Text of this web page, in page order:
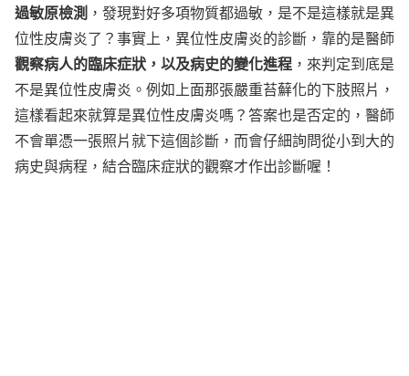
過敏原檢測 ，發現對好多項物質都過敏，是不是這樣就是異
位性皮膚炎了？事實上，異位性皮膚炎的診斷，靠的是醫師
觀察病人的臨床症狀，以及病史的變化進程 ，來判定到底是
不是異位性皮膚炎。例如上面那張嚴重苔蘚化的下肢照片，
這樣看起來就算是異位性皮膚炎嗎？答案也是否定的，醫師
不會單憑一張照片就下這個診斷，而會仔細詢問從小到大的
病史與病程，結合臨床症狀的觀察才作出診斷喔！